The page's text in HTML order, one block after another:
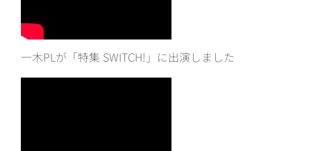
一木PLが「特集 SWITCH!」に出演しました